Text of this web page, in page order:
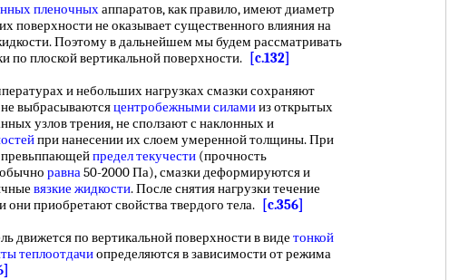
пленочныхаппаратов, как правило, имеют диаметр
поверхности не оказывает существенного влияния на
Поэтому в дальнейшем мы будем рассматривать
по плоской вертикальной поверхности.
[c.132]
и небольших нагрузках смазки сохраняют
выбрасываютсяцентробежными силамииз открытых
узлов трения, не сползают с наклонных и
при нанесении их слоем умеренной толщины. При
превьппающейпредел текучести (прочность
равна50-2000 Па), смазки деформируются и
вязкие жидкости. После снятия нагрузки течение
они приобретают свойства твердого тела.
[c.356]
по вертикальной поверхности в виде тонкой
теплоотдачиопределяются в зависимости от режима